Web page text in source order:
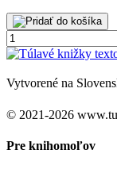
Vytvorené na
© 2021-2026
Pre knihomoľov